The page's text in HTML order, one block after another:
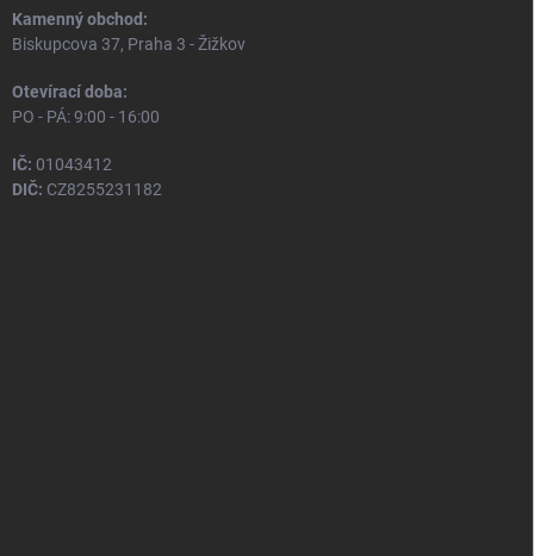
Kamenný obchod:
Biskupcova 37, Praha 3 - Žižkov
Otevírací doba:
PO - PÁ: 9:00 - 16:00
IČ: 01043412
DIČ: CZ8255231182